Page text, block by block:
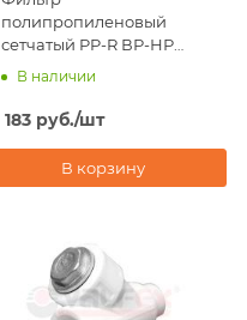
полипропиленовый
сетчатый PP-R ВР-НР
20х1/2" Valfex, серый
В наличии
183 руб./шт
В корзину